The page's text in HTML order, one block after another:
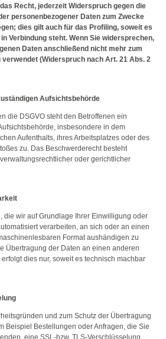
Recht, jederzeit Widerspruch gegen die
personenbezogener Daten zum Zwecke
dies gilt auch für das Profiling, soweit es
Verbindung steht. Wenn Sie widersprechen,
Daten anschließend nicht mehr zum
(Widerspruch nach Art. 21 Abs. 2
Aufsichtsbehörde
die DSGVO steht den Betroffenen ein
insbesondere in dem
Aufenthalts, ihres Arbeitsplatzes oder des
zu. Das Beschwerderecht besteht
oder gerichtlicher
die wir auf Grundlage Ihrer Einwilligung oder
verarbeiten, an sich oder an einen
Format aushändigen zu
Übertragung der Daten an einen anderen
dies nur, soweit es technisch machbar
und zum Schutz der Übertragung
Beispiel Bestellungen oder Anfragen, die Sie
eine SSL-bzw. TLS-Verschlüsselung.